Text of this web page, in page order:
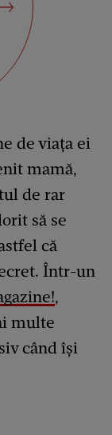
de viața ei
mamă,
de rar
să se
că
Într-un
,
multe
când își